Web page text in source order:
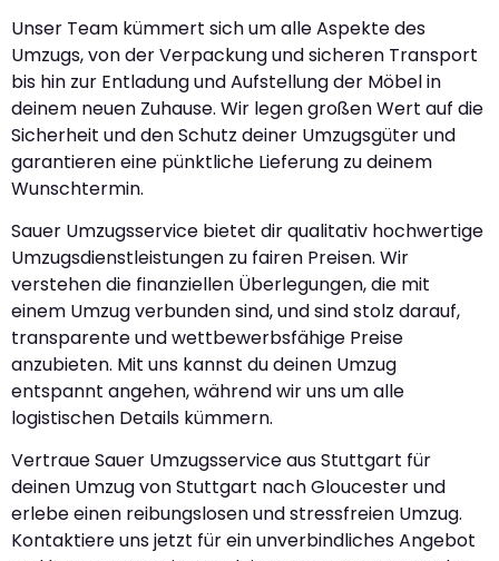
Unser Team kümmert sich um alle Aspekte des
Umzugs, von der Verpackung und sicheren Transport
bis hin zur Entladung und Aufstellung der Möbel in
deinem neuen Zuhause. Wir legen großen Wert auf die
Sicherheit und den Schutz deiner Umzugsgüter und
garantieren eine pünktliche Lieferung zu deinem
Wunschtermin.
Sauer Umzugsservice bietet dir qualitativ hochwertige
Umzugsdienstleistungen zu fairen Preisen. Wir
verstehen die finanziellen Überlegungen, die mit
einem Umzug verbunden sind, und sind stolz darauf,
transparente und wettbewerbsfähige Preise
anzubieten. Mit uns kannst du deinen Umzug
entspannt angehen, während wir uns um alle
logistischen Details kümmern.
Vertraue Sauer Umzugsservice aus Stuttgart für
deinen Umzug von Stuttgart nach Gloucester und
erlebe einen reibungslosen und stressfreien Umzug.
Kontaktiere uns jetzt für ein unverbindliches Angebot